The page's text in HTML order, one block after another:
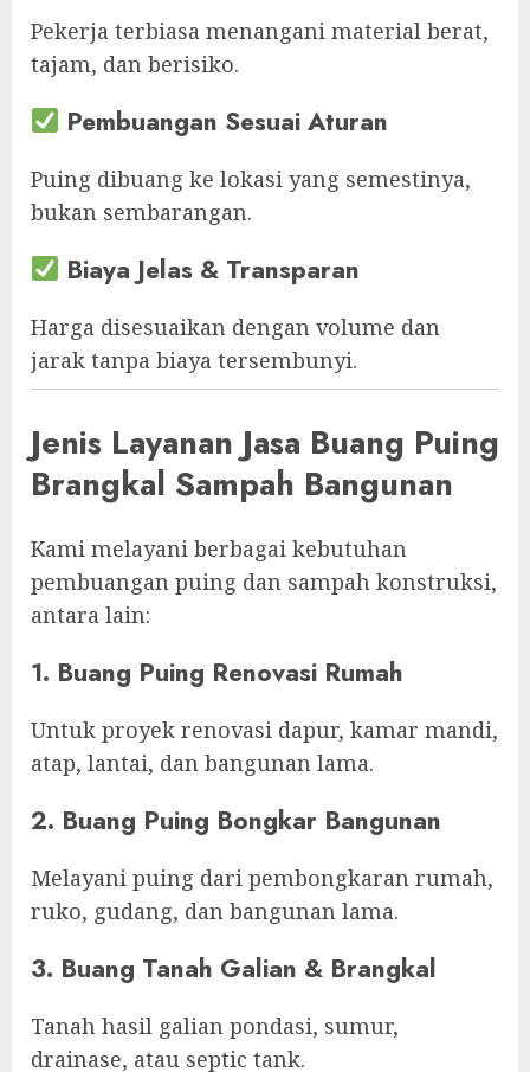
Pekerja terbiasa menangani material berat,
tajam, dan berisiko.
Pembuangan Sesuai Aturan
Puing dibuang ke lokasi yang semestinya,
bukan sembarangan.
Biaya Jelas & Transparan
Harga disesuaikan dengan volume dan
jarak tanpa biaya tersembunyi.
Jenis Layanan Jasa Buang Puing
Brangkal Sampah Bangunan
Kami melayani berbagai kebutuhan
pembuangan puing dan sampah konstruksi,
antara lain:
1. Buang Puing Renovasi Rumah
Untuk proyek renovasi dapur, kamar mandi,
atap, lantai, dan bangunan lama.
2. Buang Puing Bongkar Bangunan
Melayani puing dari pembongkaran rumah,
ruko, gudang, dan bangunan lama.
3. Buang Tanah Galian & Brangkal
Tanah hasil galian pondasi, sumur,
drainase, atau septic tank.